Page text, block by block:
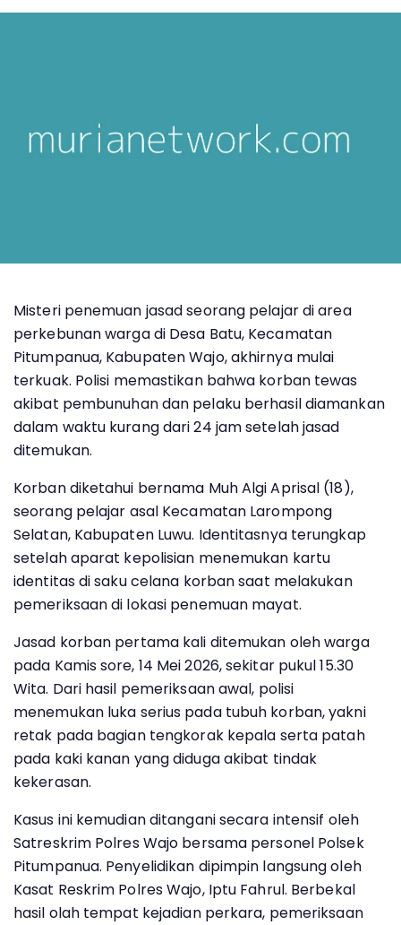
Misteri penemuan jasad seorang pelajar di area
perkebunan warga di Desa Batu, Kecamatan
Pitumpanua, Kabupaten Wajo, akhirnya mulai
terkuak. Polisi memastikan bahwa korban tewas
akibat pembunuhan dan pelaku berhasil diamankan
dalam waktu kurang dari 24 jam setelah jasad
ditemukan.
Korban diketahui bernama Muh Algi Aprisal (18),
seorang pelajar asal Kecamatan Larompong
Selatan, Kabupaten Luwu. Identitasnya terungkap
setelah aparat kepolisian menemukan kartu
identitas di saku celana korban saat melakukan
pemeriksaan di lokasi penemuan mayat.
Jasad korban pertama kali ditemukan oleh warga
pada Kamis sore, 14 Mei 2026, sekitar pukul 15.30
Wita. Dari hasil pemeriksaan awal, polisi
menemukan luka serius pada tubuh korban, yakni
retak pada bagian tengkorak kepala serta patah
pada kaki kanan yang diduga akibat tindak
kekerasan.
Kasus ini kemudian ditangani secara intensif oleh
Satreskrim Polres Wajo bersama personel Polsek
Pitumpanua. Penyelidikan dipimpin langsung oleh
Kasat Reskrim Polres Wajo, Iptu Fahrul. Berbekal
hasil olah tempat kejadian perkara, pemeriksaan